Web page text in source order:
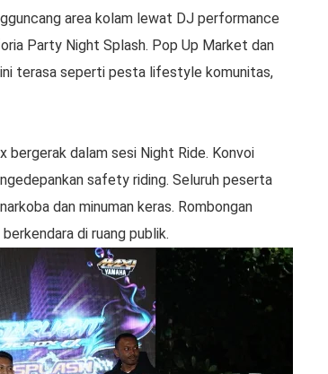
area kolam lewat DJ performance
Party Night Splash. Pop Up Market dan
terasa seperti pesta lifestyle komunitas,
bergerak dalam sesi Night Ride. Konvoi
safety riding. Seluruh peserta
dan minuman keras. Rombongan
di ruang publik.